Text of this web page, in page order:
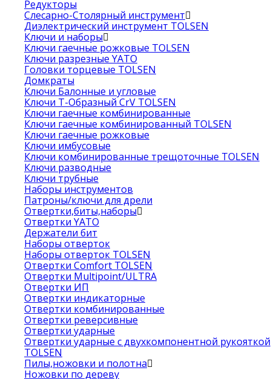
Редукторы
Слесарно-Столярный инструмент
Диэлектрический инструмент TOLSEN
Ключи и наборы
Ключи гаечные рожковые TOLSEN
Ключи разрезные YATO
Головки торцевые TOLSEN
Домкраты
Ключи Балонные и угловые
Ключи Т-Образный CrV TOLSEN
Ключи гаечные комбинированные
Ключи гаечные комбинированный TOLSEN
Ключи гаечные рожковые
Ключи имбусовые
Ключи комбинированные трещоточные TOLSEN
Ключи разводные
Ключи трубные
Наборы инструментов
Патроны/ключи для дрели
Отвертки,биты,наборы
Отвертки YATO
Держатели бит
Наборы отверток
Наборы отверток TOLSEN
Отвертки Comfort TOLSEN
Отвертки Multipoint/ULTRA
Отвертки ИП
Отвертки индикаторные
Отвертки комбинированные
Отвертки реверсивные
Отвертки ударные
Отвертки ударные с двухкомпонентной рукояткой
TOLSEN
Пилы,ножовки и полотна
Ножовки по дереву